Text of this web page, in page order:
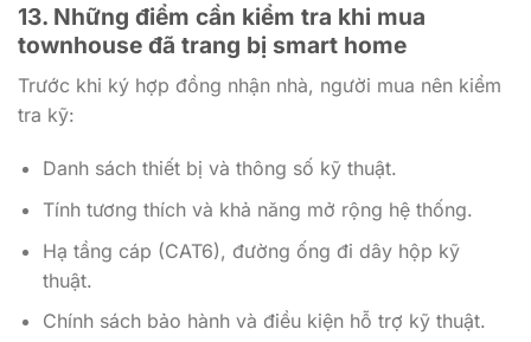
13. Những điểm cần kiểm tra khi mua
townhouse đã trang bị smart home
Trước khi ký hợp đồng nhận nhà, người mua nên kiểm
tra kỹ:
Danh sách thiết bị và thông số kỹ thuật.
Tính tương thích và khả năng mở rộng hệ thống.
Hạ tầng cáp (CAT6), đường ống đi dây hộp kỹ
thuật.
Chính sách bảo hành và điều kiện hỗ trợ kỹ thuật.